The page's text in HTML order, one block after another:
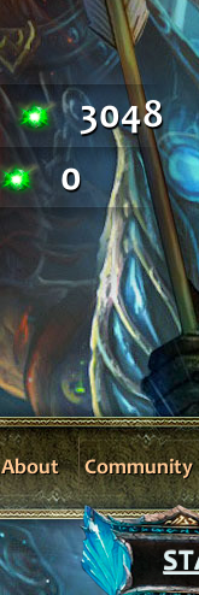
3048
0
About Community